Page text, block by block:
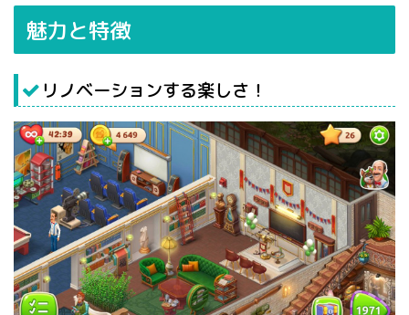
魅力と特徴
リノベーションする楽しさ！